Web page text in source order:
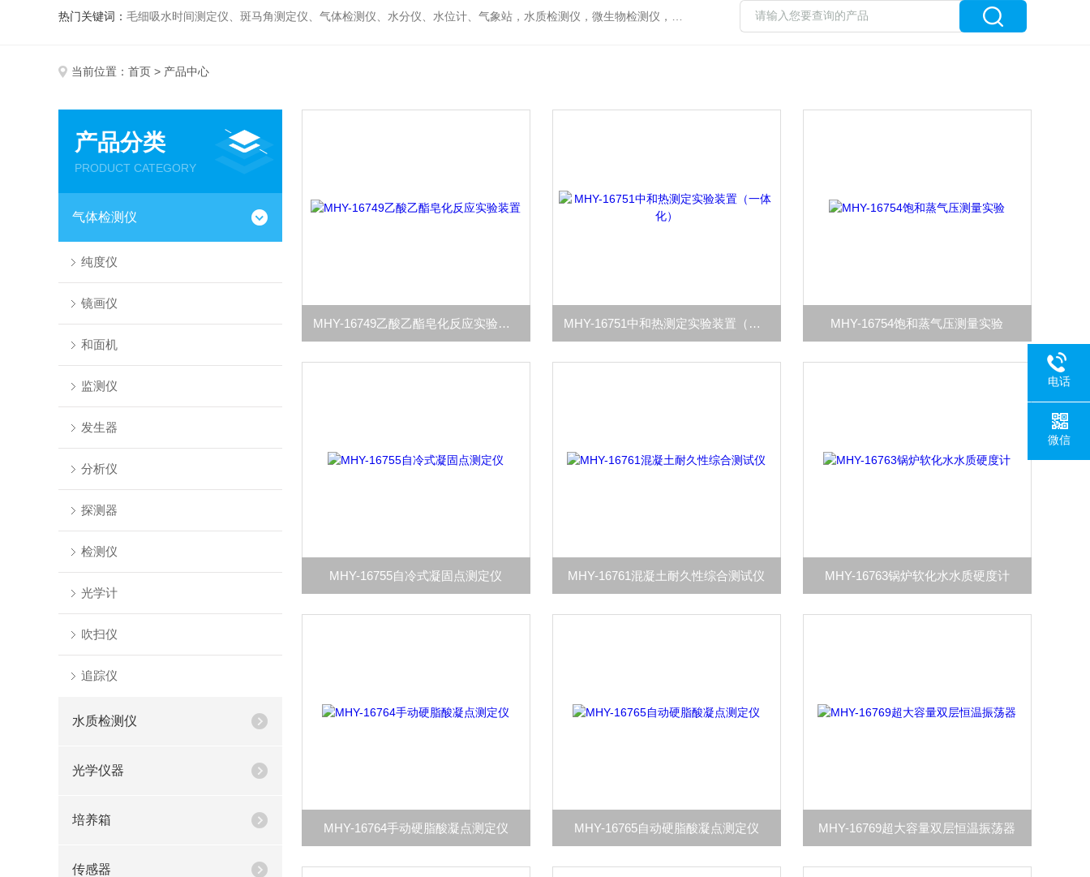
热门关键词： 毛细吸水时间测定仪、斑马角测定仪、气体检测仪、水分仪、水位计、气象站，水质检测仪，微生物检测仪，气体检测仪
当前位置： 首页 > 产品中心
产品分类
PRODUCT CATEGORY
气体检测仪
纯度仪
镜画仪
和面机
监测仪
发生器
分析仪
探测器
检测仪
光学计
吹扫仪
追踪仪
水质检测仪
光学仪器
培养箱
传感器
MHY-16749乙酸乙酯皂化反应实验装置 MHY-16751中和热测定实验装置（一体化） MHY-16754饱和蒸气压测量实验
MHY-16755自冷式凝固点测定仪 MHY-16761混凝土耐久性综合测试仪 MHY-16763锅炉软化水水质硬度计
MHY-16764手动硬脂酸凝点测定仪 MHY-16765自动硬脂酸凝点测定仪 MHY-16769超大容量双层恒温振荡器
电话
微信